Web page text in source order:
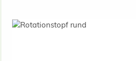
Bildergalerie überspringen